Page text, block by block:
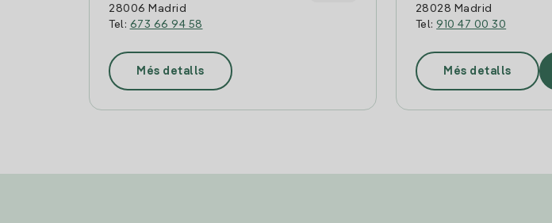
28006 Madrid
Tel: 673 66 94 58
Més detalls
28028 Madrid
Tel:910 47 00 30
Més detalls